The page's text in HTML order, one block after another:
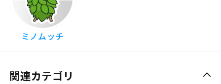
ミノムッチ
関連カテゴリ